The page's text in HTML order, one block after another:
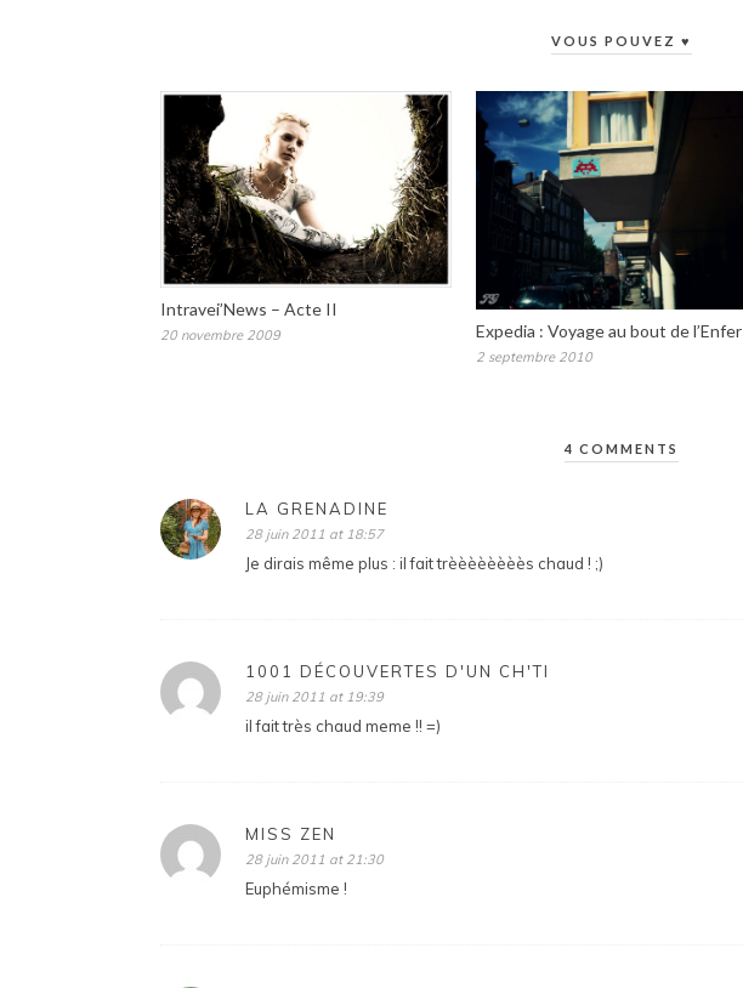
VOUS POUVEZ ♥
Intravei’News – Acte II
20 novembre 2009 Expedia : Voyage au bout de l’Enfer
2 septembre 2010
4 COMMENTS
LA GRENADINE
28 juin 2011 at 18:57
Je dirais même plus : il fait trèèèèèèèès chaud ! ;)
1001 DÉCOUVERTES D'UN CH'TI
28 juin 2011 at 19:39
il fait très chaud meme !! =)
MISS ZEN
28 juin 2011 at 21:30
Euphémisme !